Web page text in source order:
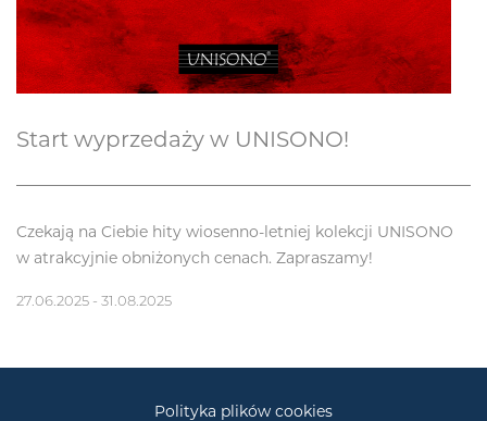
Start wyprzedaży w UNISONO!
Czekają na Ciebie hity wiosenno-letniej kolekcji UNISONO
w atrakcyjnie obniżonych cenach. Zapraszamy!
27.06.2025 - 31.08.2025
Polityka plików cookies